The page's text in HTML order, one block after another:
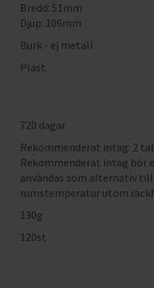
Bredd: 51mm
Djup: 106mm
Burk - ej metall
Plast
720 dagar
Rekommenderat intag: 2
Rekommenderat intag bör
användas som alternativ till
rumstemperatur utom
130g
120st